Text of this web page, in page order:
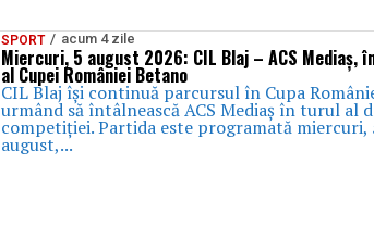
SPORT acum 4 zile
Miercuri, 5 august 2026: CIL Blaj – ACS Mediaș,
al Cupei României Betano
CIL Blaj își continuă parcursul în Cupa
urmând să întâlnească ACS Mediaș în turul al
competiției. Partida este programată miercuri,
august,...